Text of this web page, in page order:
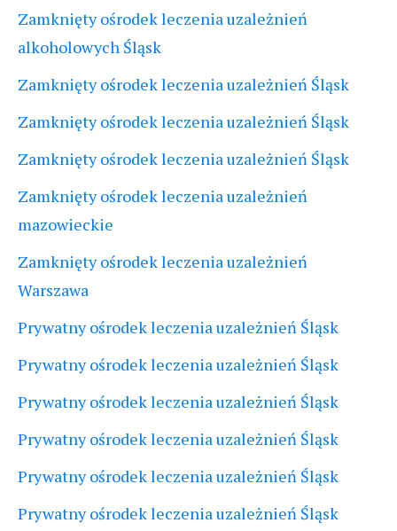
Zamknięty ośrodek leczenia uzależnień
alkoholowych Śląsk
Zamknięty ośrodek leczenia uzależnień Śląsk
Zamknięty ośrodek leczenia uzależnień Śląsk
Zamknięty ośrodek leczenia uzależnień Śląsk
Zamknięty ośrodek leczenia uzależnień
mazowieckie
Zamknięty ośrodek leczenia uzależnień
Warszawa
Prywatny ośrodek leczenia uzależnień Śląsk
Prywatny ośrodek leczenia uzależnień Śląsk
Prywatny ośrodek leczenia uzależnień Śląsk
Prywatny ośrodek leczenia uzależnień Śląsk
Prywatny ośrodek leczenia uzależnień Śląsk
Prywatny ośrodek leczenia uzależnień Śląsk